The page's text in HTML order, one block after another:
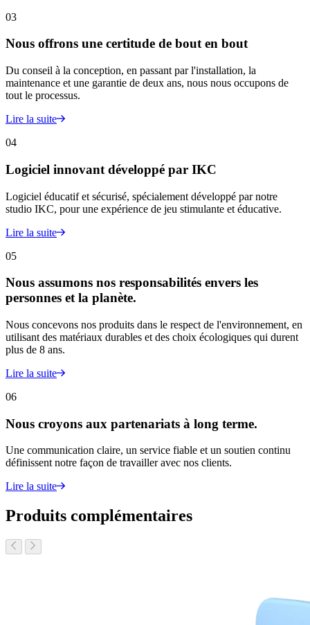
03
Nous offrons une certitude de bout en bout
Du conseil à la conception, en passant par l'installation, la
maintenance et une garantie de deux ans, nous nous occupons de
tout le processus.
Lire la suite
04
Logiciel innovant développé par IKC
Logiciel éducatif et sécurisé, spécialement développé par notre
studio IKC, pour une expérience de jeu stimulante et éducative.
Lire la suite
05
Nous assumons nos responsabilités envers les
personnes et la planète.
Nous concevons nos produits dans le respect de l'environnement, en
utilisant des matériaux durables et des choix écologiques qui durent
plus de 8 ans.
Lire la suite
06
Nous croyons aux partenariats à long terme.
Une communication claire, un service fiable et un soutien continu
définissent notre façon de travailler avec nos clients.
Lire la suite
Produits complémentaires